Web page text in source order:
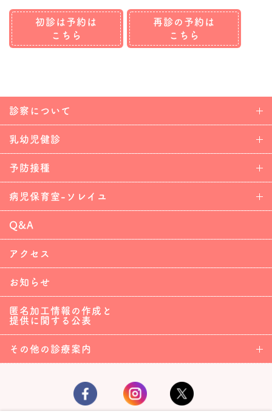
初診は予約は
こちら
再診の予約は
こちら
診察について
乳幼児健診
予防接種
病児保育室-ソレイユ
Q&A
アクセス
お知らせ
匿名加工情報の作成と
提供に関する公表
その他の診療案内